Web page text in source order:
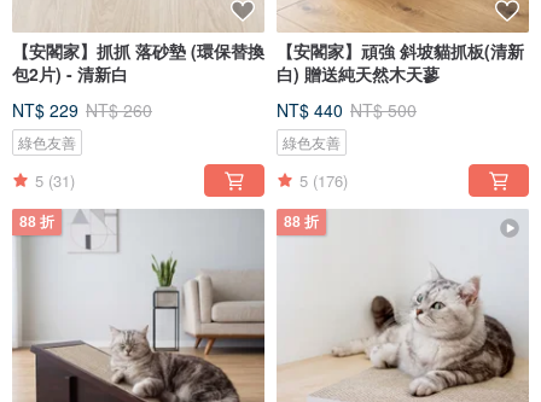
【安閣家】抓抓 落砂墊 (環保替換
包2片) - 清新白
NT$ 229 NT$ 260
綠色友善
5 (31)
【安閣家】頑強 斜坡貓抓板(清新
白) 贈送純天然木天蓼
NT$ 440 NT$ 500
綠色友善
5 (176)
88 折 88 折